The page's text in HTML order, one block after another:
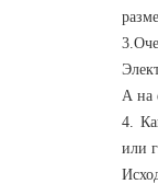
А на
4.
или